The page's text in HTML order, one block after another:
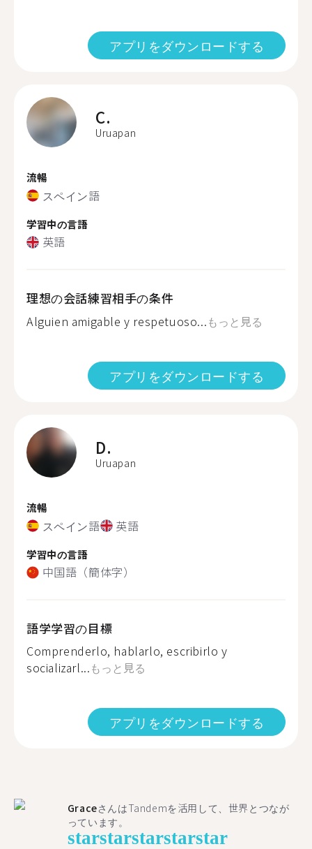
アプリをダウンロードする
C.
Uruapan
流暢
スペイン語
学習中の言語
英語
理想の会話練習相手の条件
Alguien amigable y respetuoso...もっと見る
アプリをダウンロードする
D.
Uruapan
流暢
スペイン語 英語
学習中の言語
中国語（簡体字）
語学学習の目標
Comprenderlo, hablarlo, escribirlo y
socializarl...もっと見る
アプリをダウンロードする
GraceさんはTandemを活用して、世界とつなが
っています。
starstarstarstarstar